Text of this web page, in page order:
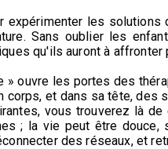
expérimenter les
Sans oublier les
qu'ils auront à affronter
» ouvre les portes des
et dans sa tête, des
vous trouverez là
; la vie peut être
des réseaux, et